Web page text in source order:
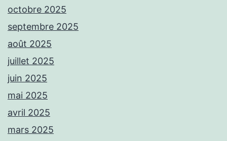
octobre 2025
septembre 2025
août 2025
juillet 2025
juin 2025
mai 2025
avril 2025
mars 2025